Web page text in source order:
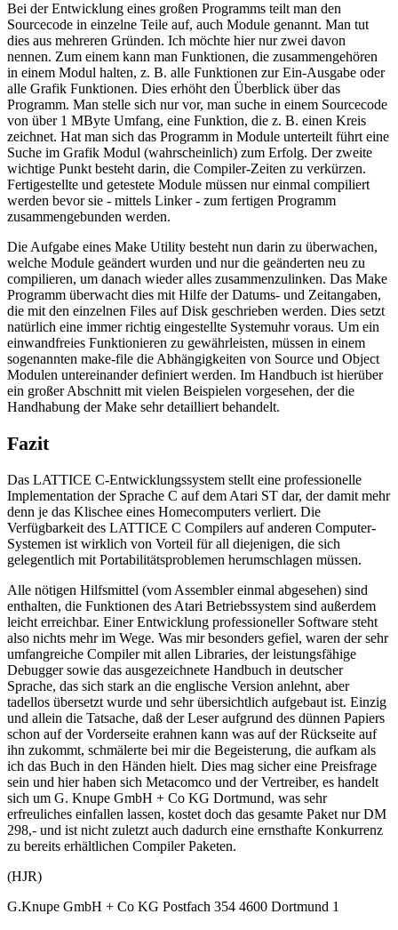
Bei der Entwicklung eines großen Programms teilt man den
Sourcecode in einzelne Teile auf, auch Module genannt. Man tut
dies aus mehreren Gründen. Ich möchte hier nur zwei davon
nennen. Zum einem kann man Funktionen, die zusammengehören
in einem Modul halten, z. B. alle Funktionen zur Ein-Ausgabe oder
alle Grafik Funktionen. Dies erhöht den Überblick über das
Programm. Man stelle sich nur vor, man suche in einem Sourcecode
von über 1 MByte Umfang, eine Funktion, die z. B. einen Kreis
zeichnet. Hat man sich das Programm in Module unterteilt führt eine
Suche im Grafik Modul (wahrscheinlich) zum Erfolg. Der zweite
wichtige Punkt besteht darin, die Compiler-Zeiten zu verkürzen.
Fertigestellte und getestete Module müssen nur einmal compiliert
werden bevor sie - mittels Linker - zum fertigen Programm
zusammengebunden werden.
Die Aufgabe eines Make Utility besteht nun darin zu überwachen,
welche Module geändert wurden und nur die geänderten neu zu
compilieren, um danach wieder alles zusammenzulinken. Das Make
Programm überwacht dies mit Hilfe der Datums- und Zeitangaben,
die mit den einzelnen Files auf Disk geschrieben werden. Dies setzt
natürlich eine immer richtig eingestellte Systemuhr voraus. Um ein
einwandfreies Funktionieren zu gewährleisten, müssen in einem
sogenannten make-file die Abhängigkeiten von Source und Object
Modulen untereinander definiert werden. Im Handbuch ist hierüber
ein großer Abschnitt mit vielen Beispielen vorgesehen, der die
Handhabung der Make sehr detailliert behandelt.
Fazit
Das LATTICE C-Entwicklungssystem stellt eine professionelle
Implementation der Sprache C auf dem Atari ST dar, der damit mehr
denn je das Klischee eines Homecomputers verliert. Die
Verfügbarkeit des LATTICE C Compilers auf anderen Computer-
Systemen ist wirklich von Vorteil für all diejenigen, die sich
gelegentlich mit Portabilitätsproblemen herumschlagen müssen.
Alle nötigen Hilfsmittel (vom Assembler einmal abgesehen) sind
enthalten, die Funktionen des Atari Betriebssystem sind außerdem
leicht erreichbar. Einer Entwicklung professioneller Software steht
also nichts mehr im Wege. Was mir besonders gefiel, waren der sehr
umfangreiche Compiler mit allen Libraries, der leistungsfähige
Debugger sowie das ausgezeichnete Handbuch in deutscher
Sprache, das sich stark an die englische Version anlehnt, aber
tadellos übersetzt wurde und sehr übersichtlich aufgebaut ist. Einzig
und allein die Tatsache, daß der Leser aufgrund des dünnen Papiers
schon auf der Vorderseite erahnen kann was auf der Rückseite auf
ihn zukommt, schmälerte bei mir die Begeisterung, die aufkam als
ich das Buch in den Händen hielt. Dies mag sicher eine Preisfrage
sein und hier haben sich Metacomco und der Vertreiber, es handelt
sich um G. Knupe GmbH + Co KG Dortmund, was sehr
erfreuliches einfallen lassen, kostet doch das gesamte Paket nur DM
298,- und ist nicht zuletzt auch dadurch eine ernsthafte Konkurrenz
zu bereits erhältlichen Compiler Paketen.
(HJR)
G.Knupe GmbH + Co KG Postfach 354 4600 Dortmund 1